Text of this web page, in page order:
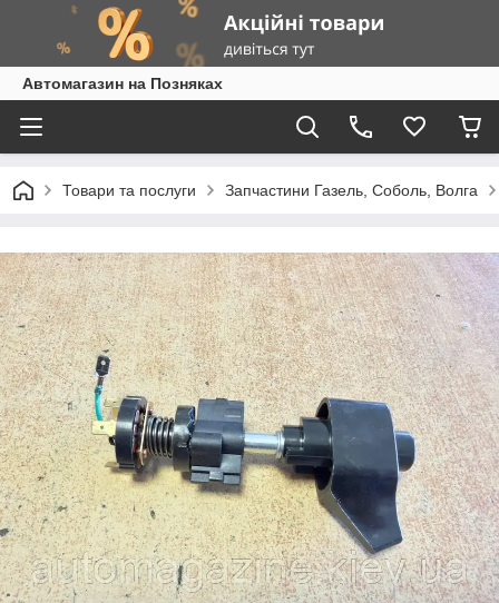
Автомагазин на Позняках
Товари та послуги Запчастини Газель, Соболь, Волга